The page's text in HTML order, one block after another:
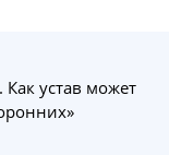
устав может